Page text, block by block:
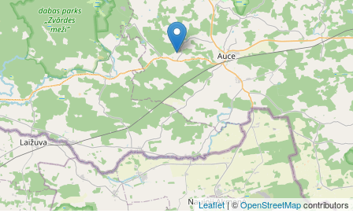
Leaflet| ©OpenStreetMapcontributors